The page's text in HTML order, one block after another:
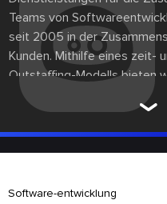
Teams von
seit 2005 in der
Kunden. Mithilfe eines zeit-
Outstaffing-Modells bieten
Softwareentwickler auf
verwalten. Unser
Ukraine lässt sich nahtlos in
integrieren, um den
gewährleisten und
Software-entwicklung